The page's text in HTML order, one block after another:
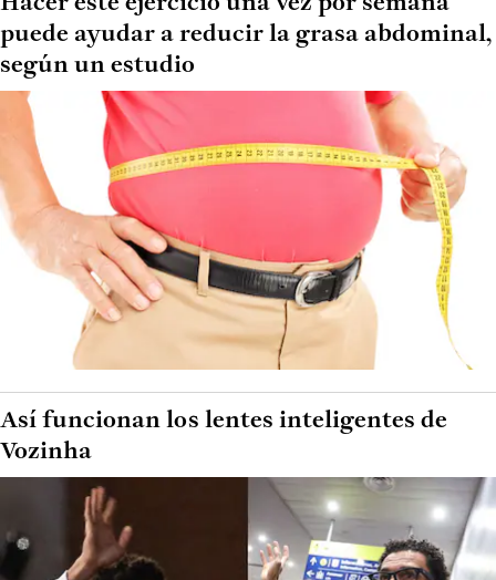
puede ayudar a reducir la grasa abdominal,
según un estudio
Así funcionan los lentes inteligentes de
Vozinha